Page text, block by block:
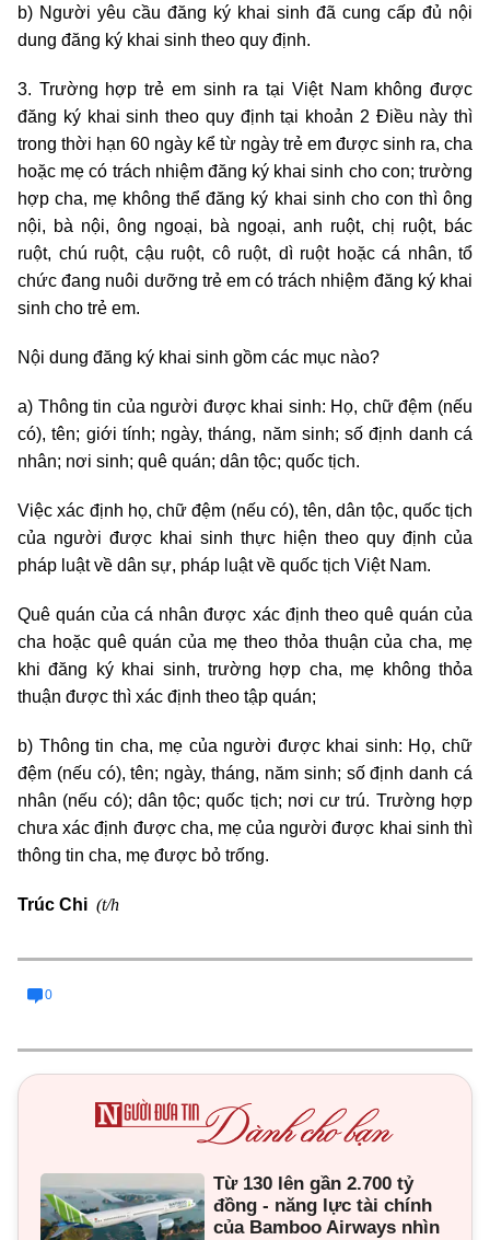
b) Người yêu cầu đăng ký khai sinh đã cung cấp đủ nội
dung đăng ký khai sinh theo quy định.
3. Trường hợp trẻ em sinh ra tại Việt Nam không được
đăng ký khai sinh theo quy định tại khoản 2 Điều này thì
trong thời hạn 60 ngày kể từ ngày trẻ em được sinh ra, cha
hoặc mẹ có trách nhiệm đăng ký khai sinh cho con; trường
hợp cha, mẹ không thể đăng ký khai sinh cho con thì ông
nội, bà nội, ông ngoại, bà ngoại, anh ruột, chị ruột, bác
ruột, chú ruột, cậu ruột, cô ruột, dì ruột hoặc cá nhân, tổ
chức đang nuôi dưỡng trẻ em có trách nhiệm đăng ký khai
sinh cho trẻ em.
Nội dung đăng ký khai sinh gồm các mục nào?
a) Thông tin của người được khai sinh: Họ, chữ đệm (nếu
có), tên; giới tính; ngày, tháng, năm sinh; số định danh cá
nhân; nơi sinh; quê quán; dân tộc; quốc tịch.
Việc xác định họ, chữ đệm (nếu có), tên, dân tộc, quốc tịch
của người được khai sinh thực hiện theo quy định của
pháp luật về dân sự, pháp luật về quốc tịch Việt Nam.
Quê quán của cá nhân được xác định theo quê quán của
cha hoặc quê quán của mẹ theo thỏa thuận của cha, mẹ
khi đăng ký khai sinh, trường hợp cha, mẹ không thỏa
thuận được thì xác định theo tập quán;
b) Thông tin cha, mẹ của người được khai sinh: Họ, chữ
đệm (nếu có), tên; ngày, tháng, năm sinh; số định danh cá
nhân (nếu có); dân tộc; quốc tịch; nơi cư trú. Trường hợp
chưa xác định được cha, mẹ của người được khai sinh thì
thông tin cha, mẹ được bỏ trống.
Trúc Chi (t/h
0
Từ 130 lên gần 2.700 tỷ
đồng - năng lực tài chính
của Bamboo Airways nhìn